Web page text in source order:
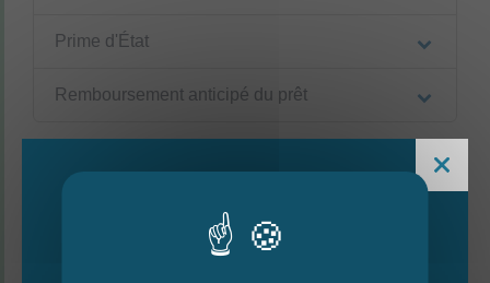
Prime d'État
Remboursement anticipé du prêt